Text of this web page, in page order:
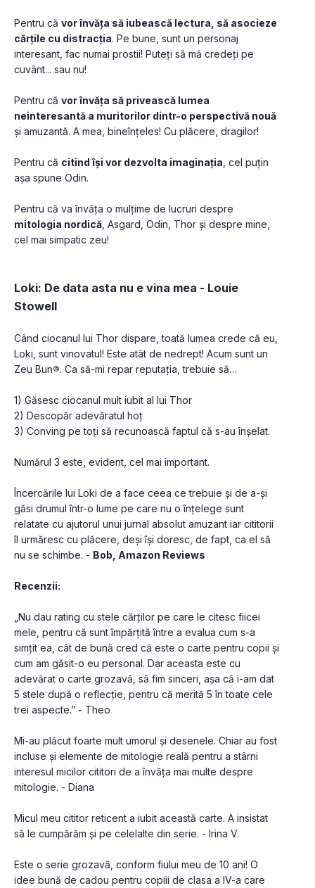
Pentru că vor învăța să iubească lectura, să asocieze
cărțile cu distracția. Pe bune, sunt un personaj
interesant, fac numai prostii! Puteți să mă credeți pe
cuvânt... sau nu!
Pentru că vor învăța să privească lumea
neinteresantă a muritorilor dintr-o perspectivă nouă
și amuzantă. A mea, bineînțeles! Cu plăcere, dragilor!
Pentru că citind își vor dezvolta imaginația , cel puțin
așa spune Odin.
mitologia nordică , Asgard, Odin, Thor și despre mine,
cel mai simpatic zeu!
Loki: De data asta nu e vina mea - Louie
Stowell
Când ciocanul lui Thor dispare, toată lumea crede că eu,
Loki, sunt vinovatul! Este atât de nedrept! Acum sunt un
Zeu Bun®. Ca să-mi repar reputația, trebuie să…
1) Găsesc ciocanul mult iubit al lui Thor
2) Descopăr adevăratul hoț
3) Conving pe toți să recunoască faptul că s-au înșelat.
Numărul 3 este, evident, cel mai important.
Încercările lui Loki de a face ceea ce trebuie și de a-și
găsi drumul într-o lume pe care nu o înțelege sunt
relatate cu ajutorul unui jurnal absolut amuzant iar cititorii
îl urmăresc cu plăcere, deși își doresc, de fapt, ca el să
nu se schimbe. - Bob, Amazon Reviews
Recenzii:
„Nu dau rating cu stele cărților pe care le citesc fiicei
mele, pentru că sunt împărțită între a evalua cum s-a
simțit ea, cât de bună cred că este o carte pentru copii și
cum am găsit-o eu personal. Dar aceasta este cu
adevărat o carte grozavă, să fim sinceri, așa că i-am dat
5 stele după o reflecție, pentru că merită 5 în toate cele
trei aspecte.” - Theo
Mi-au plăcut foarte mult umorul și desenele. Chiar au fost
incluse și elemente de mitologie reală pentru a stârni
interesul micilor cititori de a învăța mai multe despre
mitologie. - Diana
Micul meu cititor reticent a iubit această carte. A insistat
să le cumpărăm și pe celelalte din serie. - Irina V.
Este o serie grozavă, conform fiului meu de 10 ani! O
idee bună de cadou pentru copiii de clasa a IV-a care